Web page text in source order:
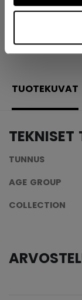
TUOTEKUVAT
TEKNISET
TUNNUS
AGE GROUP
COLLECTION